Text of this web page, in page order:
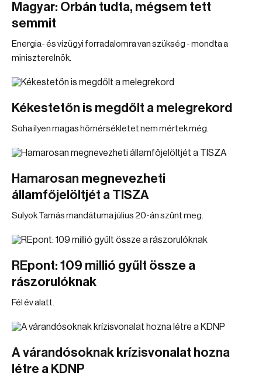
Magyar: Orbán tudta, mégsem tett
semmit
Energia- és vízügyi forradalomra van szükség - mondta a
miniszterelnök.
Kékestetőn is megdőlt a melegrekord
Soha ilyen magas hőmérsékletet nem mértek még.
Hamarosan megnevezheti
államfőjelöltjét a TISZA
Sulyok Tamás mandátuma július 20-án szűnt meg.
REpont: 109 millió gyűlt össze a
rászorulóknak
Fél év alatt.
A várandósoknak krízisvonalat hozna
létre a KDNP